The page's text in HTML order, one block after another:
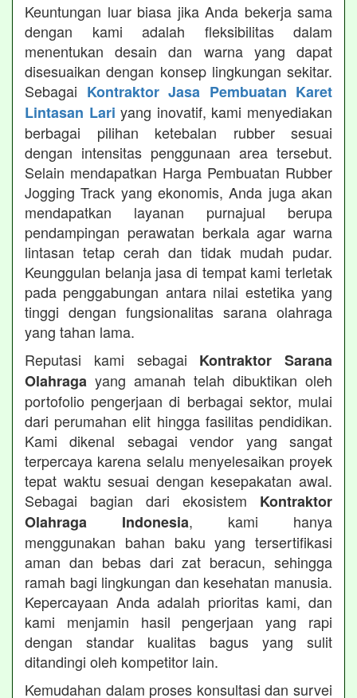
Keuntungan luar biasa jika Anda bekerja sama
dengan kami adalah fleksibilitas dalam
menentukan desain dan warna yang dapat
disesuaikan dengan konsep lingkungan sekitar.
Sebagai Kontraktor Jasa Pembuatan Karet
Lintasan Lari yang inovatif, kami menyediakan
berbagai pilihan ketebalan rubber sesuai
dengan intensitas penggunaan area tersebut.
Selain mendapatkan Harga Pembuatan Rubber
Jogging Track yang ekonomis, Anda juga akan
mendapatkan layanan purnajual berupa
pendampingan perawatan berkala agar warna
lintasan tetap cerah dan tidak mudah pudar.
Keunggulan belanja jasa di tempat kami terletak
pada penggabungan antara nilai estetika yang
tinggi dengan fungsionalitas sarana olahraga
yang tahan lama.
Reputasi kami sebagai Kontraktor Sarana
Olahraga yang amanah telah dibuktikan oleh
portofolio pengerjaan di berbagai sektor, mulai
dari perumahan elit hingga fasilitas pendidikan.
Kami dikenal sebagai vendor yang sangat
terpercaya karena selalu menyelesaikan proyek
tepat waktu sesuai dengan kesepakatan awal.
Sebagai bagian dari ekosistem Kontraktor
Olahraga Indonesia, kami hanya
menggunakan bahan baku yang tersertifikasi
aman dan bebas dari zat beracun, sehingga
ramah bagi lingkungan dan kesehatan manusia.
Kepercayaan Anda adalah prioritas kami, dan
kami menjamin hasil pengerjaan yang rapi
dengan standar kualitas bagus yang sulit
ditandingi oleh kompetitor lain.
Kemudahan dalam proses konsultasi dan survei